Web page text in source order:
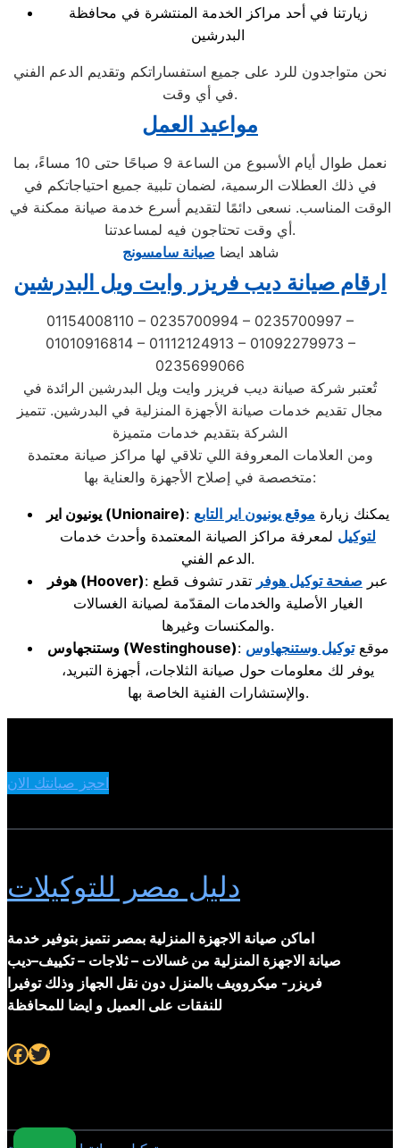
زيارتنا في أحد مراكز الخدمة المنتشرة في محافظة
البدرشين
نحن متواجدون للرد على جميع استفساراتكم وتقديم الدعم الفني
في أي وقت.
مواعيد العمل
نعمل طوال أيام الأسبوع من الساعة 9 صباحًا حتى 10 مساءً، بما
في ذلك العطلات الرسمية، لضمان تلبية جميع احتياجاتكم في
الوقت المناسب. نسعى دائمًا لتقديم أسرع خدمة صيانة ممكنة في
أي وقت تحتاجون فيه لمساعدتنا.
شاهد ايضا صيانة سامسونج
ارقام صيانة ديب فريزر وايت ويل البدرشين
01154008110 – 0235700994 – 0235700997 –
01010916814 – 01112124913 – 01092279973 –
0235699066
تُعتبر شركة صيانة ديب فريزر وايت ويل البدرشين الرائدة في
مجال تقديم خدمات صيانة الأجهزة المنزلية في البدرشين. تتميز
الشركة بتقديم خدمات متميزة
ومن العلامات المعروفة اللي تلاقي لها مراكز صيانة معتمدة
متخصصة في إصلاح الأجهزة والعناية بها:
يونيون اير (Unionaire) : يمكنك زيارة موقع يونيون اير التابع
لتوكيل لمعرفة مراكز الصيانة المعتمدة وأحدث خدمات
الدعم الفني.
هوفر (Hoover) : عبر صفحة توكيل هوفر تقدر تشوف قطع
الغيار الأصلية والخدمات المقدّمة لصيانة الغسالات
والمكنسات وغيرها.
وستنجهاوس(Westinghouse) : موقعتوكيل وستنجهاوس
يوفر لك معلومات حول صيانة الثلاجات، أجهزة التبريد،
والإستشارات الفنية الخاصة بها.
احجز صيانتك الان
دليل مصر للتوكيلات
اماكن صيانة الاجهزة المنزلية بمصر نتميز بتوفير خدمة
صيانة الاجهزة المنزلية من غسالات – ثلاجات – تكييف–ديب
فريزر- ميكروويف بالمنزل دون نقل الجهاز وذلك توفيرا
للنفقات على العميل و ايضا للمحافظة
Facebook Twitter